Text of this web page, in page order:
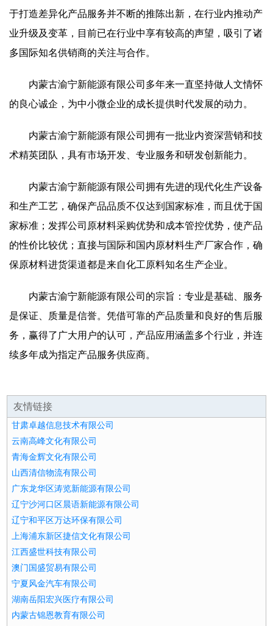
于打造差异化产品服务并不断的推陈出新，在行业内推动产
业升级及变革，目前已在行业中享有较高的声望，吸引了诸
多国际知名供销商的关注与合作。
内蒙古渝宁新能源有限公司多年来一直坚持做人文情怀
的良心诚企，为中小微企业的成长提供时代发展的动力。
内蒙古渝宁新能源有限公司拥有一批业内资深营销和技
术精英团队，具有市场开发、专业服务和研发创新能力。
内蒙古渝宁新能源有限公司拥有先进的现代化生产设备
和生产工艺，确保产品品质不仅达到国家标准，而且优于国
家标准；发挥公司原材料采购优势和成本管控优势，使产品
的性价比较优；直接与国际和国内原材料生产厂家合作，确
保原材料进货渠道都是来自化工原料知名生产企业。
内蒙古渝宁新能源有限公司的宗旨：专业是基础、服务
是保证、质量是信誉。凭借可靠的产品质量和良好的售后服
务，赢得了广大用户的认可，产品应用涵盖多个行业，并连
续多年成为指定产品服务供应商。
友情链接
甘肃卓越信息技术有限公司
云南高峰文化有限公司
青海金辉文化有限公司
山西清信物流有限公司
广东龙华区涛览新能源有限公司
辽宁沙河口区晨语新能源有限公司
辽宁和平区万达环保有限公司
上海浦东新区捷信文化有限公司
江西盛世科技有限公司
澳门国盛贸易有限公司
宁夏风金汽车有限公司
湖南岳阳宏兴医疗有限公司
内蒙古锦恩教育有限公司